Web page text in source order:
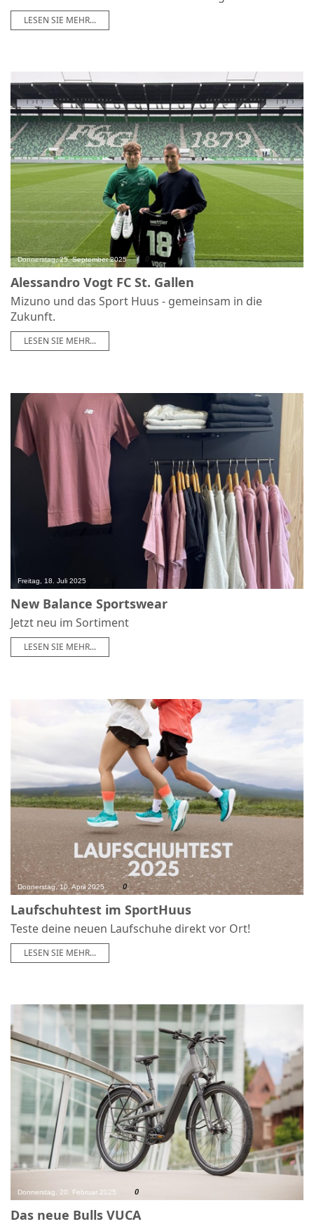
LESEN SIE MEHR...
Donnerstag, 25. September 2025 0
Alessandro Vogt FC St. Gallen
Mizuno und das Sport Huus - gemeinsam in die
Zukunft.
LESEN SIE MEHR...
Freitag, 18. Juli 2025
New Balance Sportswear
Jetzt neu im Sortiment
LESEN SIE MEHR...
Donnerstag, 10. April 2025 0
Laufschuhtest im SportHuus
Teste deine neuen Laufschuhe direkt vor Ort!
LESEN SIE MEHR...
Donnerstag, 20. Februar 2025 0
Das neue Bulls VUCA